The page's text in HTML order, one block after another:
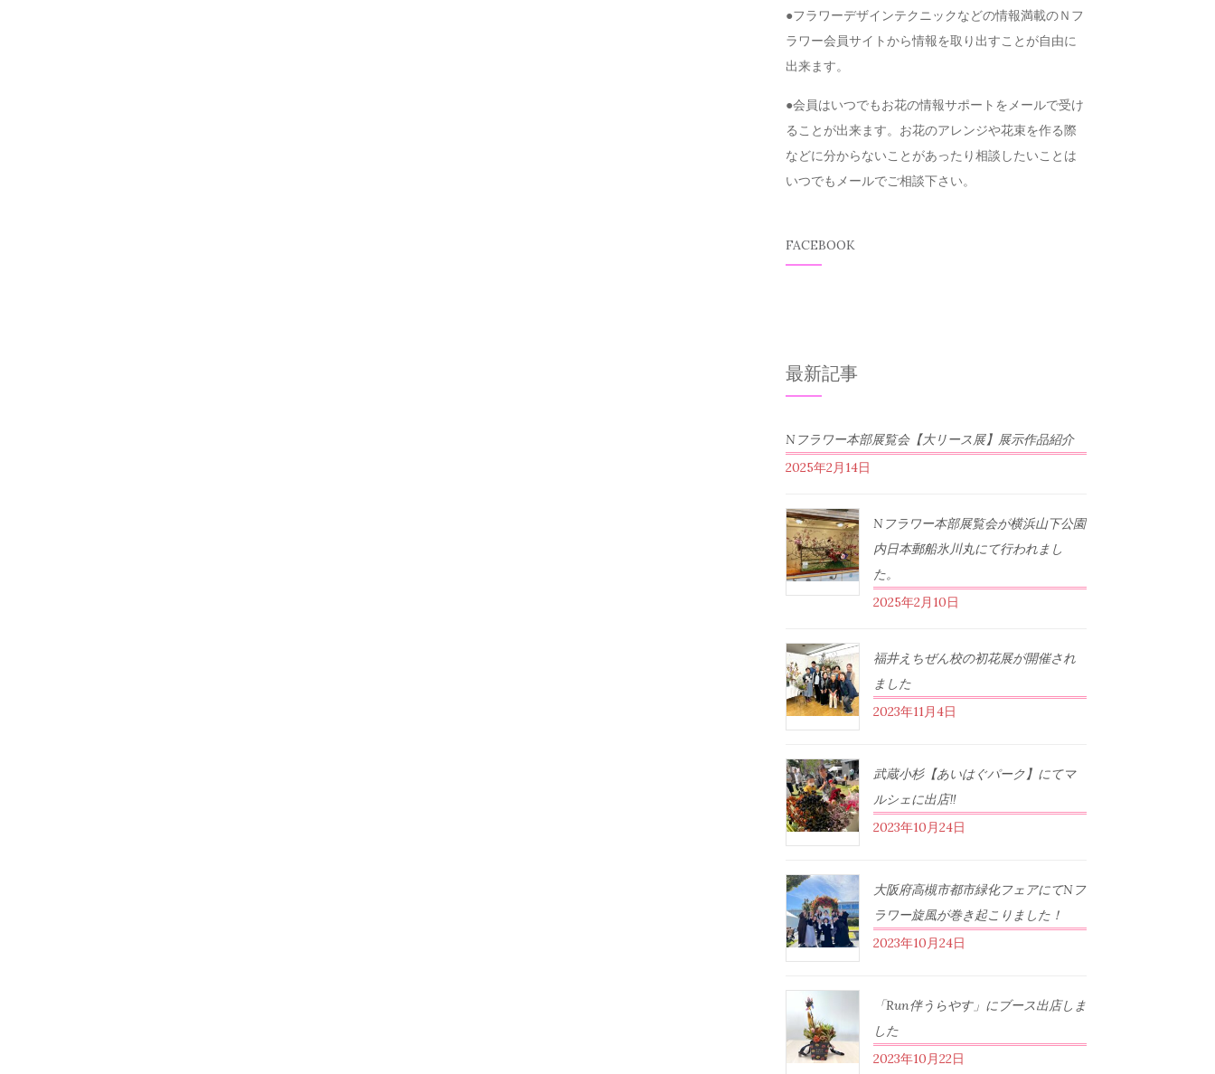
●フラワーデザインテクニックなどの情報満載のＮフ
ラワー会員サイトから情報を取り出すことが自由に
出来ます。
●会員はいつでもお花の情報サポートをメールで受け
ることが出来ます。お花のアレンジや花束を作る際
などに分からないことがあったり相談したいことは
いつでもメールでご相談下さい。
FACEBOOK
最新記事
Nフラワー本部展覧会【大リース展】展示作品紹介
2025年2月14日
Nフラワー本部展覧会が横浜山下公園
内日本郵船氷川丸にて行われまし
た。
2025年2月10日
福井えちぜん校の初花展が開催され
ました
2023年11月4日
武蔵小杉【あいはぐパーク】にてマ
ルシェに出店‼︎
2023年10月24日
大阪府高槻市都市緑化フェアにてNフ
ラワー旋風が巻き起こりました！
2023年10月24日
「Run伴うらやす」にブース出店しま
した
2023年10月22日